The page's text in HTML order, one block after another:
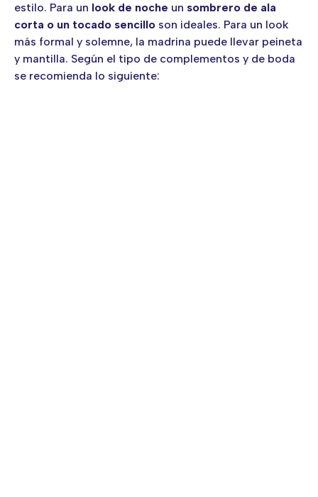
estilo. Para un look de noche un sombrero de ala
corta o un tocado sencillo son ideales. Para un look
más formal y solemne, la madrina puede llevar peineta
y mantilla. Según el tipo de complementos y de boda
se recomienda lo siguiente: